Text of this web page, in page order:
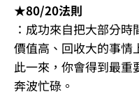
★80/20法則
：成功來自把大部分時
價值高、回收大的事情
此一來，你會得到最
奔波忙碌。